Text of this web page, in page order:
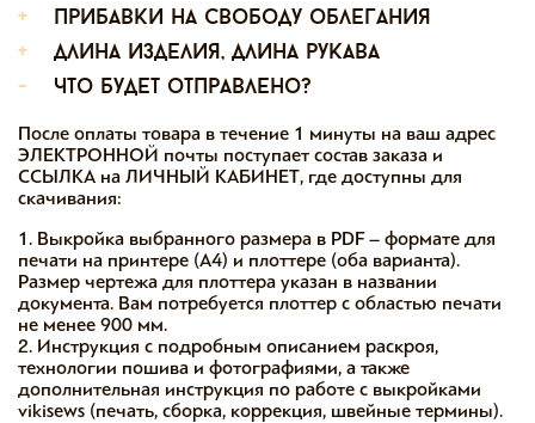
+
прибавки на свободу облегания
+
длина изделия, длина рукава
-
что будет отправлено?
После оплаты товара в течение 1 минуты на ваш адрес
ЭЛЕКТРОННОЙ почты поступает состав заказа и
ССЫЛКА на ЛИЧНЫЙ КАБИНЕТ, где доступны для
скачивания:
1. Выкройка выбранного размера в PDF – формате для
печати на принтере (А4) и плоттере (оба варианта).
Размер чертежа для плоттера указан в названии
документа. Вам потребуется плоттер с областью печати
не менее 900 мм.
2. Инструкция с подробным описанием раскроя,
технологии пошива и фотографиями, а также
дополнительная инструкция по работе с выкройками
vikisews (печать, сборка, коррекция, швейные термины).